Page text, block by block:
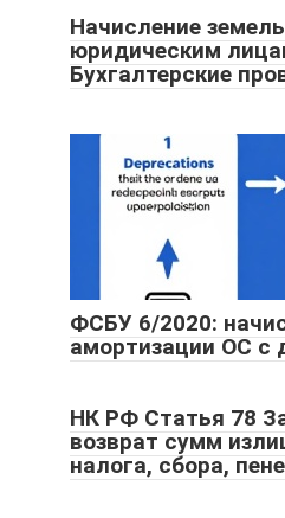
Начисление
юридическим
Бухгалтерские
ФСБУ 6/2020:
амортизации ОС с
НК РФ Статья 78
возврат сумм
налога, сбора,